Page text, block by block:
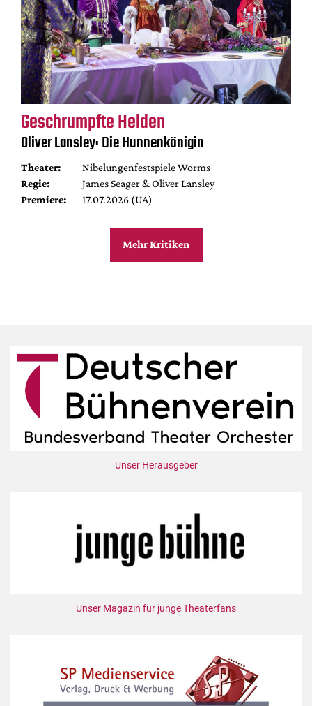
Geschrumpfte Helden
Oliver Lansley: Die Hunnenkönigin
Theater:
Nibelungenfestspiele Worms
Regie:
James Seager & Oliver Lansley
Premiere:
17.07.2026 (UA)
Mehr Kritiken
Unser Herausgeber
Unser Magazin für junge Theaterfans